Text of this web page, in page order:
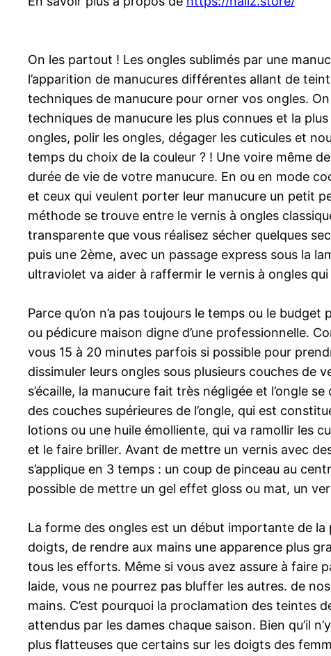
On les partout ! Les ongles sublimés par une
l’apparition de manucures différentes allant de
techniques de manucure pour orner vos ongles.
techniques de manucure les plus connues et la
ongles, polir les ongles, dégager les cuticules et
temps du choix de la couleur ? ! Une voire même
durée de vie de votre manucure. En ou en mode
et ceux qui veulent porter leur manucure un petit
méthode se trouve entre le vernis à ongles
transparente que vous réalisez sécher quelques
puis une 2ème, avec un passage express sous la
ultraviolet va aider à raffermir le vernis à ongles
Parce qu’on n’a pas toujours le temps ou le
ou pédicure maison digne d’une professionnelle.
vous 15 à 20 minutes parfois si possible pour
dissimuler leurs ongles sous plusieurs couches de
s’écaille, la manucure fait très négligée et l’ongle
des couches supérieures de l’ongle, qui est
lotions ou une huile émolliente, qui va ramollir les
et le faire briller. Avant de mettre un vernis avec
s’applique en 3 temps : un coup de pinceau au
possible de mettre un gel effet gloss ou mat, un
La forme des ongles est un début importante de la
doigts, de rendre aux mains une apparence plus
tous les efforts. Même si vous avez assure à faire
laide, vous ne pourrez pas bluffer les autres. de
mains. C’est pourquoi la proclamation des teintes
attendus par les dames chaque saison. Bien qu’il
plus flatteuses que certains sur les doigts des